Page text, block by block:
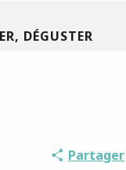
DÉGUSTER
Partager